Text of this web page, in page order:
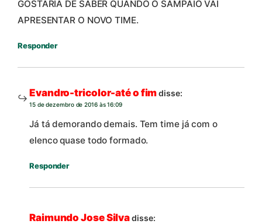
GOSTARIA DE SABER QUANDO O SAMPAIO VAI
APRESENTAR O NOVO TIME.
Responder
Evandro-tricolor-até o fimdisse:
15 de dezembro de 2016 às 16:09
Já tá demorando demais. Tem time já com o
elenco quase todo formado.
Responder
Raimundo Jose Silvadisse: